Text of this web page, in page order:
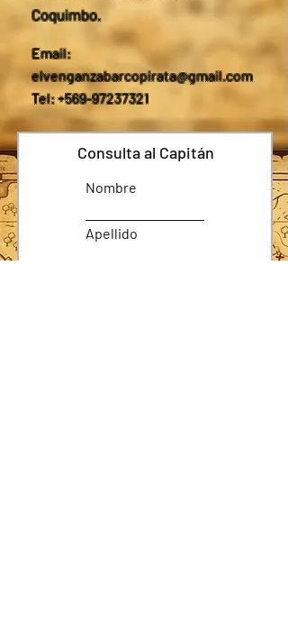
Coquimbo.
Email:
elvenganzabarcopirata@gmail.com
Tel: +569-97237321
Consulta al Capitán
Nombre
Apellido